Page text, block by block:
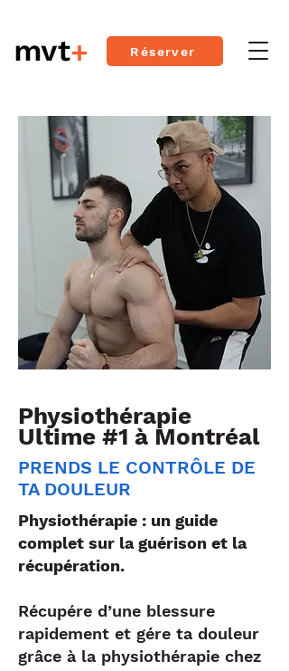
Réserver
Physiothérapie
Ultime #1 à Montréal
PRENDS LE CONTRÔLE DE
TA DOULEUR
Physiothérapie : un guide
complet sur la guérison et la
récupération.
Récupére d’une blessure
rapidement et gére ta douleur
grâce à la physiothérapie chez